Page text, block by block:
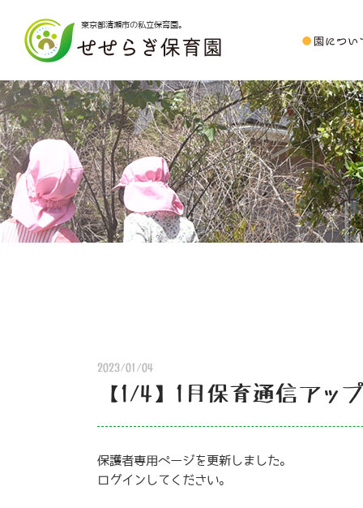
東京都清瀬市の私立保育園。
2023/01/04
【1/4】1月保育通信アッ
保護者専用ページを更新しました。
ログインしてください。